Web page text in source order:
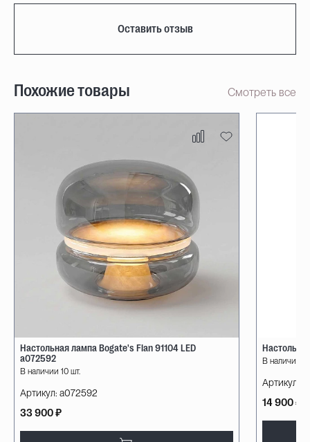
Оставить отзыв
Похожие товары Смотреть все
Настольная лампа Bogate's Flan 91104 LED
a072592
В наличии 10 шт.
Артикул: a072592
33 900 ₽
В наличии
Артикул:
14 900 ₽